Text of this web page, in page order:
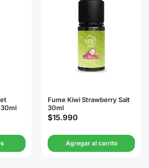
Fume Kiwi Strawberry Salt
30ml
$15.990
Agregar al carrito